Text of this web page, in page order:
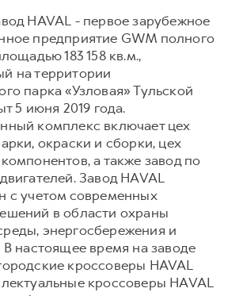
HAVAL - первое зарубежное
предприятие GWM полного
183 158 кв.м.,
на территории
парка «Узловая» Тульской
5 июня 2019 года.
комплекс включает цех
окраски и сборки, цех
а также завод по
Завод HAVAL
с учетом современных
в области охраны
энергосбережения и
В настоящее время на заводе
кроссоверы HAVAL
кроссоверы HAVAL